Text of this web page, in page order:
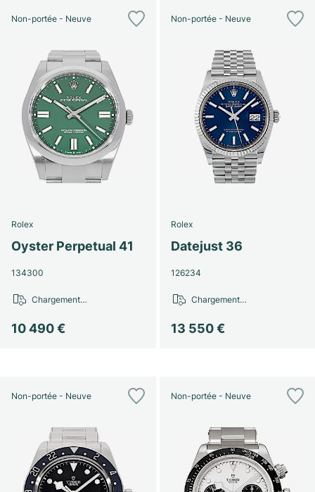
Non-portée - Neuve
Rolex
Oyster Perpetual 41
134300
10 490 €
Chargement…
Non-portée - Neuve
Rolex
Datejust 36
126234
13 550 €
Chargement…
Non-portée - Neuve Non-portée - Neuve